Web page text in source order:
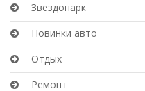
Звездопарк
Новинки авто
Отдых
Ремонт